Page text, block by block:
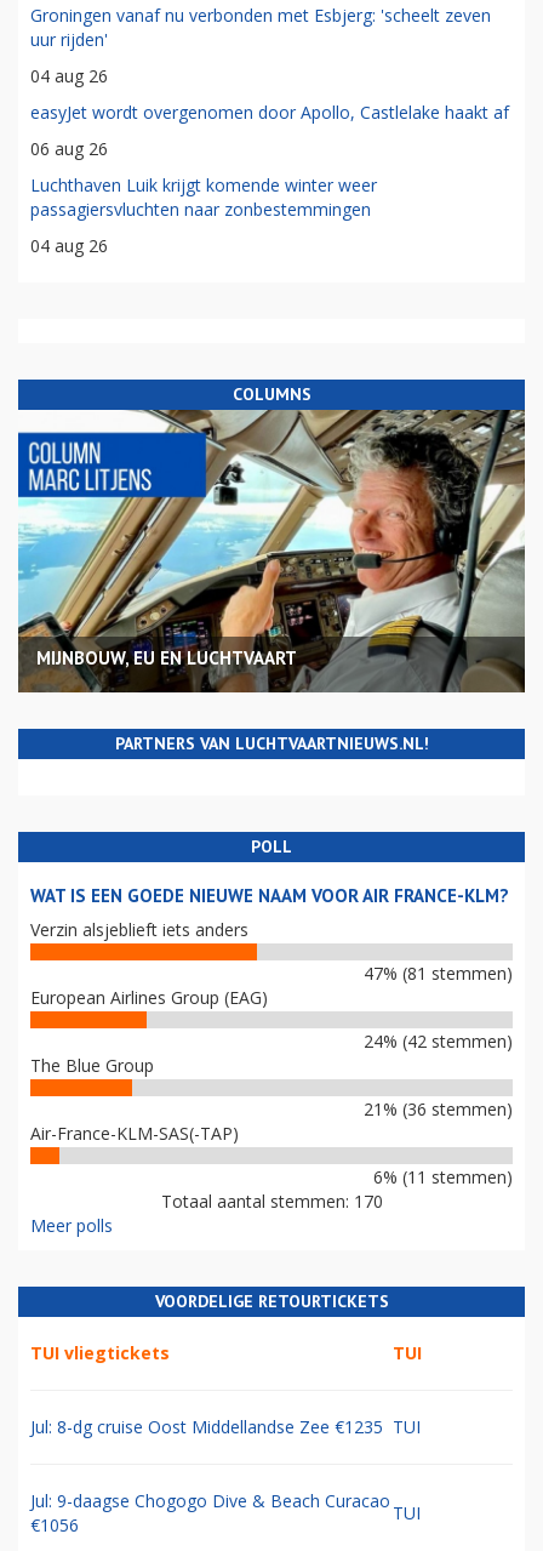
Groningen vanaf nu verbonden met Esbjerg: 'scheelt zeven
uur rijden'
04 aug 26
easyJet wordt overgenomen door Apollo, Castlelake haakt af
06 aug 26
Luchthaven Luik krijgt komende winter weer
passagiersvluchten naar zonbestemmingen
04 aug 26
COLUMNS
MIJNBOUW, EU EN LUCHTVAART
PARTNERS VAN LUCHTVAARTNIEUWS.NL!
POLL
WAT IS EEN GOEDE NIEUWE NAAM VOOR AIR FRANCE-KLM?
Verzin alsjeblieft iets anders
47% (81 stemmen)
European Airlines Group (EAG)
24% (42 stemmen)
The Blue Group
21% (36 stemmen)
Air-France-KLM-SAS(-TAP)
6% (11 stemmen)
Totaal aantal stemmen: 170
Meer polls
VOORDELIGE RETOURTICKETS
TUI vliegtickets TUI
Jul: 8-dg cruise Oost Middellandse Zee €1235 TUI
Jul: 9-daagse Chogogo Dive & Beach Curacao
€1056
TUI